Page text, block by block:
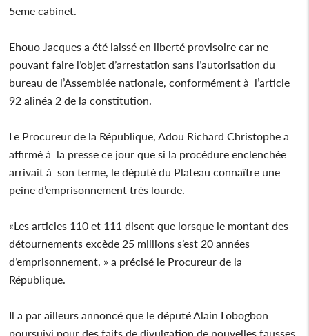
5eme cabinet.
Ehouo Jacques a été laissé en liberté provisoire car ne
pouvant faire l’objet d’arrestation sans l’autorisation du
bureau de l’Assemblée nationale, conformément à l’article
92 alinéa 2 de la constitution.
Le Procureur de la République, Adou Richard Christophe a
affirmé à la presse ce jour que si la procédure enclenchée
arrivait à son terme, le député du Plateau connaître une
peine d’emprisonnement très lourde.
«Les articles 110 et 111 disent que lorsque le montant des
détournements excède 25 millions s’est 20 années
d’emprisonnement, » a précisé le Procureur de la
République.
Il a par ailleurs annoncé que le député Alain Lobogbon
poursuivi pour des faits de divulgation de nouvelles fausses